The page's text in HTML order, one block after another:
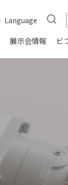
Language
展示会情報 ビ